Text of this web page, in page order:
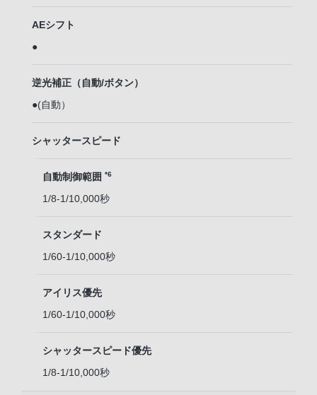
AEシフト
●
逆光補正（自動/ボタン）
●(自動）
シャッタースピード
自動制御範囲 *6
1/8-1/10,000秒
スタンダード
1/60-1/10,000秒
アイリス優先
1/60-1/10,000秒
シャッタースピード優先
1/8-1/10,000秒